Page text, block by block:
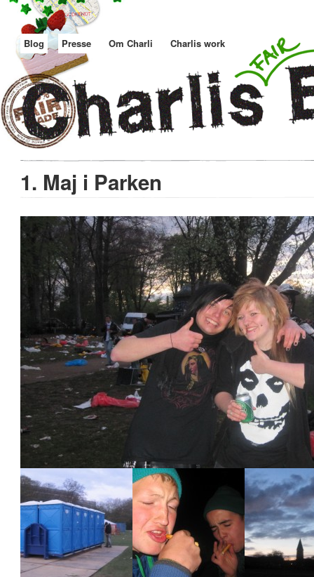
Blog Presse Om Charli Charlis work
1. Maj i Parken